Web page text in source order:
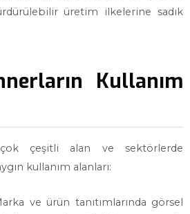
üretim ilkelerine sadık
Kullanım
çeşitli alan ve sektörlerde
kullanım alanları:
ve ürün tanıtımlarında görsel